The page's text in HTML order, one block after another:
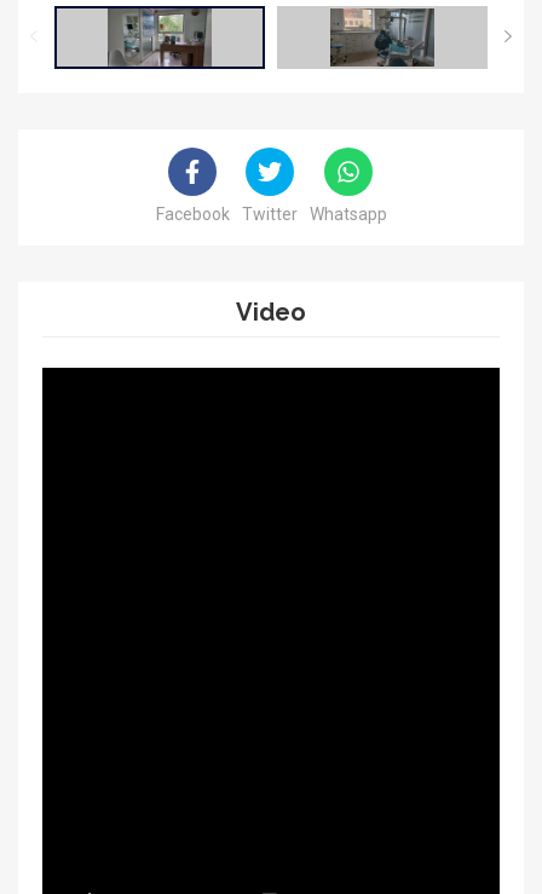
Facebook Twitter Whatsapp
Video